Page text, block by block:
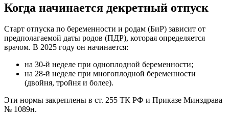
Когда начинается декретный отпуск
Старт отпуска по беременности и родам (БиР) зависит от
предполагаемой даты родов (ПДР), которая определяется
врачом. В 2025 году он начинается:
на 30-й неделе при одноплодной беременности;
на 28-й неделе при многоплодной беременности
(двойня, тройня и более).
Эти нормы закреплены в ст. 255 ТК РФ и Приказе Минздрава
№ 1089н.